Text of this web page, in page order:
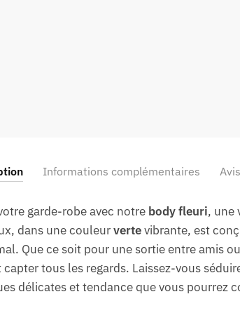
Informations complémentaires Avis
garde-robe avec notre body fleuri, une
dans une couleurvertevibrante, est
Que ce soit pour une sortie entre amis
tous les regards. Laissez-vous
délicates et tendance que vous pourrez